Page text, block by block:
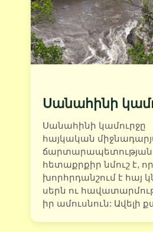
Սանահինի
Սանահինի կամուրջը
հայկական
ճարտարապետության
հետաքրքիր նմուշ է,
խորհրդանշում է հայ
սերն ու
իր ամուսնուն: Ավելի